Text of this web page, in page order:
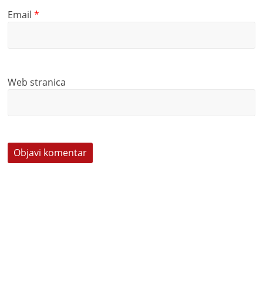
Email*
Web stranica